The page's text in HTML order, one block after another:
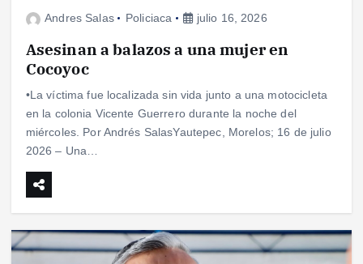
Andres Salas Policiaca julio 16, 2026
Asesinan a balazos a una mujer en
Cocoyoc
•La víctima fue localizada sin vida junto a una motocicleta
en la colonia Vicente Guerrero durante la noche del
miércoles. Por Andrés SalasYautepec, Morelos; 16 de julio
2026 – Una…